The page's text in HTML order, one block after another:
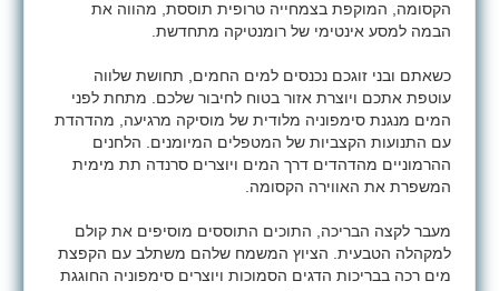
הקסומה, המוקפת בצמחייה טרופית תוססת, מהווה את
הבמה למסע אינטימי של רומנטיקה מתחדשת.
כשאתם ובני זוגכם נכנסים למים החמים, תחושת שלווה
עוטפת אתכם ויוצרת אזור בטוח לחיבור שלכם. מתחת לפני
המים מנגנת סימפוניה מלודית של מוסיקה מרגיעה, מהדהדת
עם התנועות הקצביות של המטפלים המיומנים. הלחנים
ההרמוניים מהדהדים דרך המים ויוצרים סרנדה תת מימית
המשפרת את האווירה הקסומה.
מעבר לקצה הבריכה, התוכים התוססים מוסיפים את קולם
למקהלה הטבעית. הציוץ המשמח שלהם משתלב עם הקפצת
מים רכה בבריכות הדגים הסמוכות ויוצרים סימפוניה החוגגת